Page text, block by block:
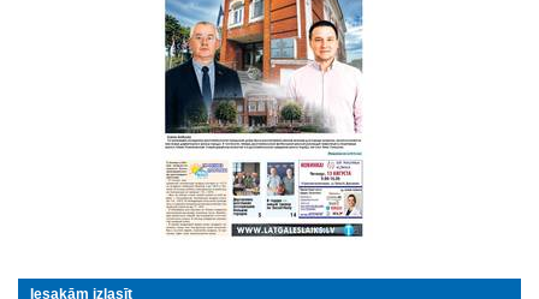
Iesakām izlasīt